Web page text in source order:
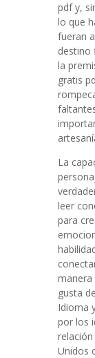
pdf y,
lo que
fueran
destino
la
gratis
La
leer
para
manera
gusta
Idioma
por los
Unidos